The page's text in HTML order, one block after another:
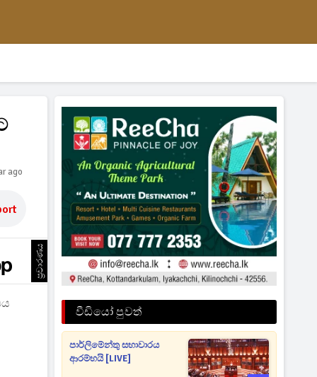
ago
ප්‍රචාරණය
වීඩියෝ පුවත්
පාර්ලිමේන්තු සභාවාරය
ආරම්භයි [LIVE]